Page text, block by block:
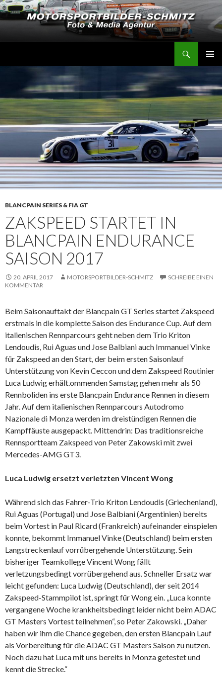
BLANCPAIN SERIES & FIA GT
ZAKSPEED STARTET IN
BLANCPAIN ENDURANCE
SAISON 2017
20. APRIL 2017 MOTORSPORTBILDER-SCHMITZ
SCHREIBE EINEN
KOMMENTAR
Beim Saisonauftakt der Blancpain GT Series startet Zakspeed
erstmals in die komplette Saison des Endurance Cup. Auf dem
italienischen Rennparcours geht neben dem Trio Kriton
Lendoudis, Rui Aguas und Jose Balbiani auch Immanuel Vinke
für Zakspeed an den Start, der beim ersten Saisonlauf
Unterstützung von Kevin Ceccon und dem Zakspeed Routinier
Luca Ludwig erhält.ommenden Samstag gehen mehr als 50
Rennboliden ins erste Blancpain Endurance Rennen in diesem
Jahr. Auf dem italienischen Rennparcours Autodromo
Nazionale di Monza werden im dreistündigen Rennen die
Kampffäuste ausgepackt. Mittendrin: Das traditionsreiche
Rennsportteam Zakspeed von Peter Zakowski mit zwei
Mercedes-AMG GT3.
Luca Ludwig ersetzt verletzten Vincent Wong
Während sich das Fahrer-Trio Kriton Lendoudis (Griechenland),
Rui Aguas (Portugal) und Jose Balbiani (Argentinien) bereits
beim Vortest in Paul Ricard (Frankreich) aufeinander einspielen
konnte, bekommt Immanuel Vinke (Deutschland) beim ersten
Langstreckenlauf vorrübergehende Unterstützung. Sein
bisheriger Teamkollege Vincent Wong fällt
verletzungsbedingt vorrübergehend aus. Schneller Ersatz war
leicht gefunden: Luca Ludwig (Deutschland), der seit 2014
Zakspeed-Stammpilot ist, springt für Wong ein. „Luca konnte
vergangene Woche krankheitsbedingt leider nicht beim ADAC
GT Masters Vortest teilnehmen“, so Peter Zakowski. „Daher
haben wir ihm die Chance gegeben, den ersten Blancpain Lauf
als Vorbereitung für die ADAC GT Masters Saison zu nutzen.
Noch dazu hat Luca mit uns bereits in Monza getestet und
kennt die Strecke.“